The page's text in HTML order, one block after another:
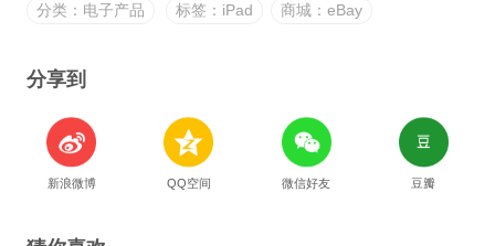
分类：电子产品 标签：iPad 商城：eBay
分享到
新浪微博 QQ空间 微信好友 豆瓣